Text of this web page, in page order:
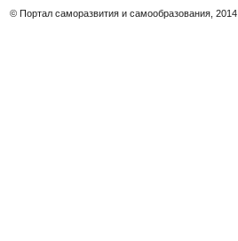
© Портал саморазвития и самообразования, 2014